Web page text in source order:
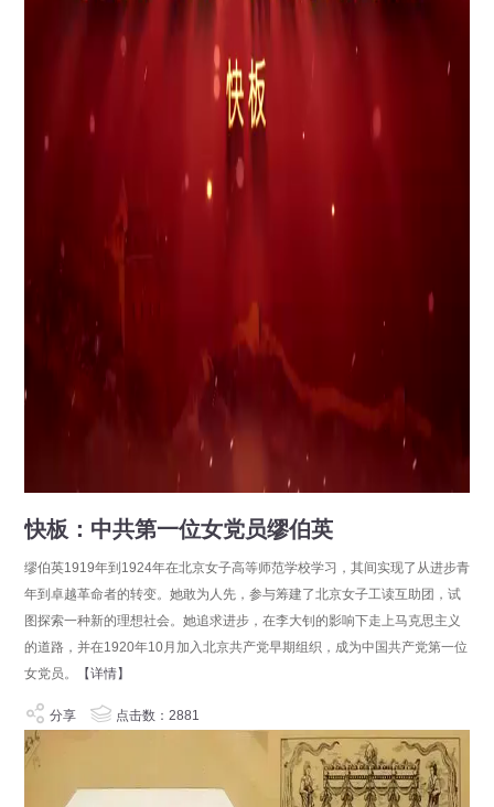
快板：中共第一位女党员缪伯英
缪伯英1919年到1924年在北京女子高等师范学校学习，其间实现了从进步青
年到卓越革命者的转变。她敢为人先，参与筹建了北京女子工读互助团，试
图探索一种新的理想社会。她追求进步，在李大钊的影响下走上马克思主义
的道路，并在1920年10月加入北京共产党早期组织，成为中国共产党第一位
女党员。
【详情】
分享 点击数：2881